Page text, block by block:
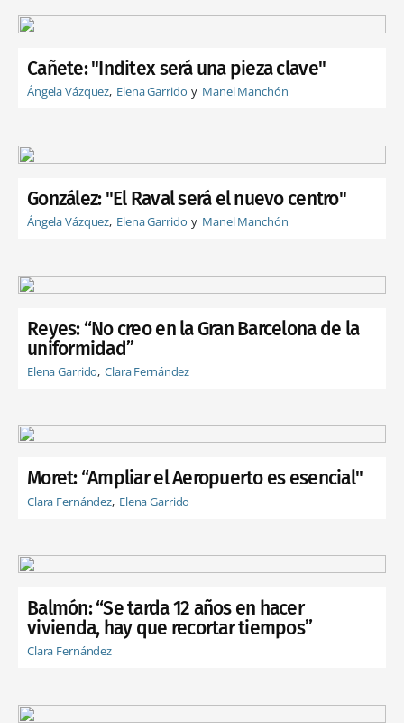
Cañete: "Inditex será una pieza clave"
Ángela Vázquez Elena Garrido Manel Manchón
González: "El Raval será el nuevo centro"
Ángela Vázquez Elena Garrido Manel Manchón
Reyes: “No creo en la Gran Barcelona de la
uniformidad”
Elena Garrido Clara Fernández
Moret: “Ampliar el Aeropuerto es esencial"
Clara Fernández Elena Garrido
Balmón: “Se tarda 12 años en hacer
vivienda, hay que recortar tiempos”
Clara Fernández